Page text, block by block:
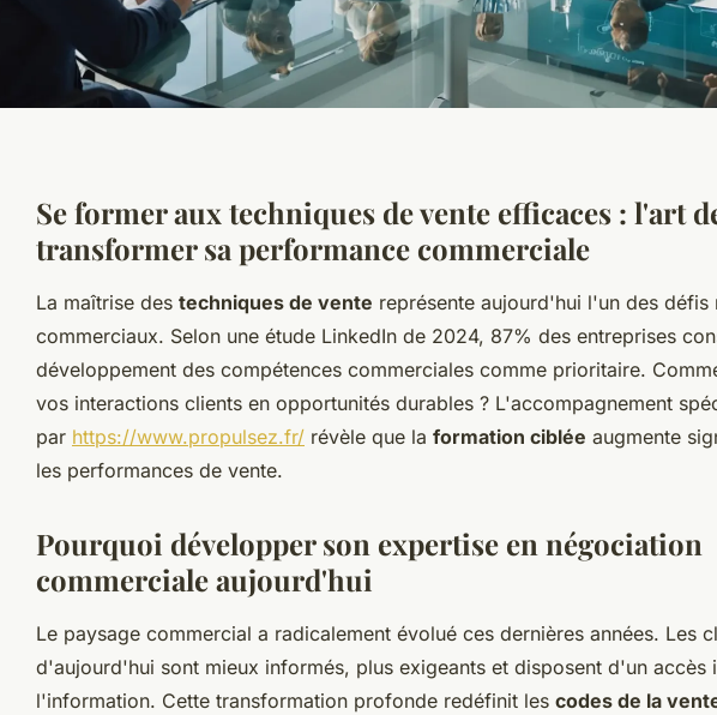
Se former aux techniques de vente efficaces : l'art
transformer sa performance commerciale
La maîtrise des techniques de vente représente aujourd'hui l'un des défis
commerciaux. Selon une étude LinkedIn de 2024, 87% des entreprises
développement des compétences commerciales comme prioritaire.
vos interactions clients en opportunités durables ? L'accompagnement
par https://www.propulsez.fr/ révèle que la formation ciblée augmente
les performances de vente.
Pourquoi développer son expertise en négociation
commerciale aujourd'hui
Le paysage commercial a radicalement évolué ces dernières années. Les
d'aujourd'hui sont mieux informés, plus exigeants et disposent d'un accès
l'information. Cette transformation profonde redéfinit les codes de la